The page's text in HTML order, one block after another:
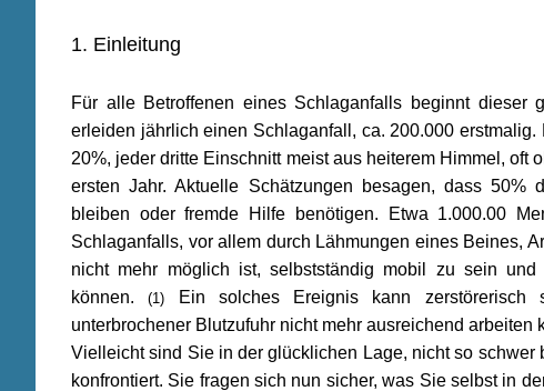
1. Einleitung
Für alle Betroffenen eines Schlaganfalls beginnt dieser
erleiden jährlich einen Schlaganfall, ca. 200.000
20%, jeder dritte Einschnitt meist aus heiterem Himmel, oft
ersten Jahr. Aktuelle Schätzungen besagen, dass 50%
bleiben oder fremde Hilfe benötigen. Etwa 1.000.00
Schlaganfalls, vor allem durch Lähmungen eines Beines,
nicht mehr möglich ist, selbstständig mobil zu sein
können.(1) Ein solches Ereignis kann zerstörerisch
unterbrochener Blutzufuhr nicht mehr ausreichend arbeiten
Vielleicht sind Sie in der glücklichen Lage, nicht so schwer
konfrontiert. Sie fragen sich nun sicher, was Sie selbst in